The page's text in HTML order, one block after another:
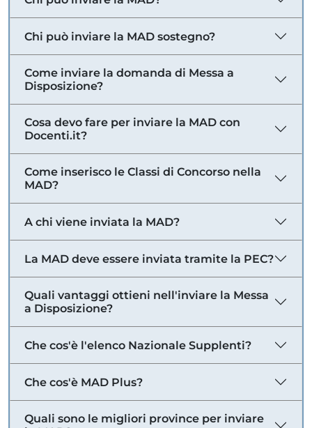
Chi può inviare la MAD sostegno?
Come inviare la domanda di Messa a
Disposizione?
Cosa devo fare per inviare la MAD con
Docenti.it?
Come inserisco le Classi di Concorso nella
MAD?
A chi viene inviata la MAD?
La MAD deve essere inviata tramite la PEC?
Quali vantaggi ottieni nell'inviare la Messa
a Disposizione?
Che cos'è l'elenco Nazionale Supplenti?
Che cos'è MAD Plus?
Quali sono le migliori province per inviare